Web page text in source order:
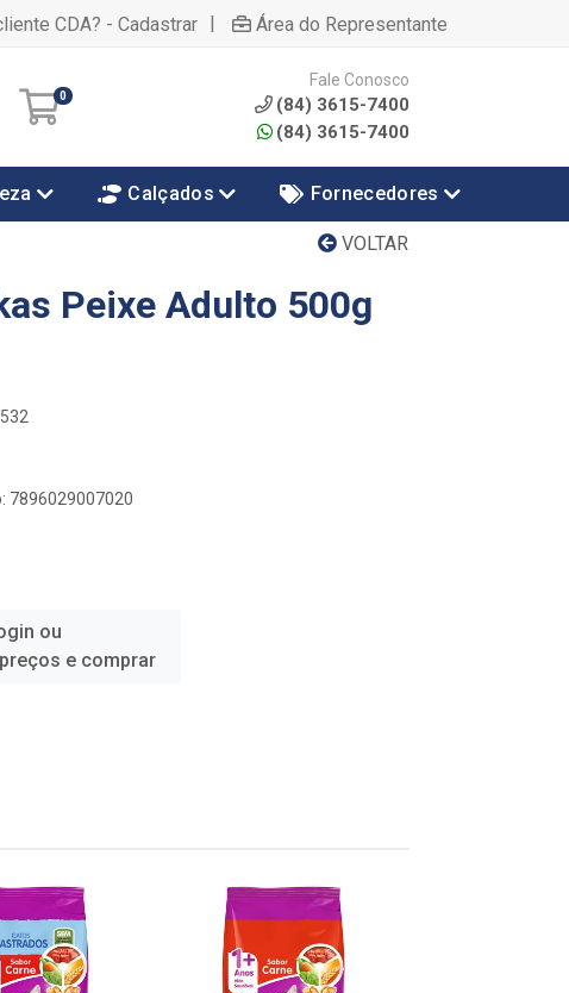
CDA? - Cadastrar | Área do Representante
0
Fale Conosco
(84) 3615-7400
(84) 3615-7400
Calçados Fornecedores
VOLTAR
Peixe Adulto 500g
7896029007020
ou
e comprar